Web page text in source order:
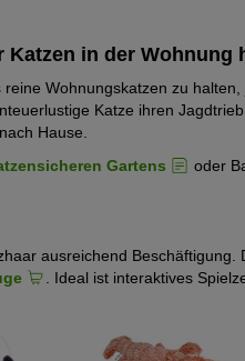
in der Wohnung
Wohnungskatzen zu
Katze ihren
Hause.
Gartens
oder
ausreichend Beschäftigung.
. Ideal ist interaktives